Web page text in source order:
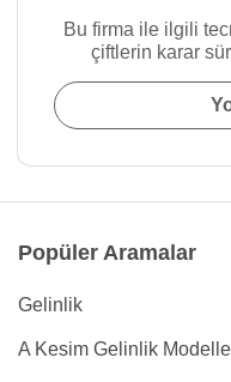
Bu firma ile ilgili
çiftlerin karar
Popüler Aramalar
Gelinlik
A Kesim Gelinlik